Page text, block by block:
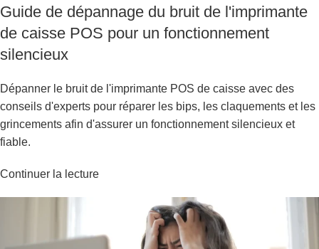
Guide de dépannage du bruit de l'imprimante
de caisse POS pour un fonctionnement
silencieux
Dépanner le bruit de l'imprimante POS de caisse avec des
conseils d'experts pour réparer les bips, les claquements et les
grincements afin d'assurer un fonctionnement silencieux et
fiable.
Continuer la lecture